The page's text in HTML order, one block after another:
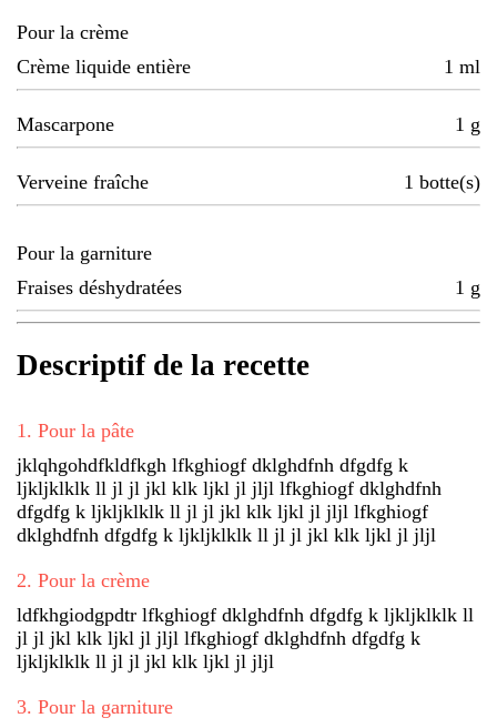
Pour la crème
Crème liquide entière
1 ml
Mascarpone 1 g
Verveine fraîche 1 botte(s)
Pour la garniture
Fraises déshydratées
1 g
Descriptif de la recette
1 . Pour la pâte
jklqhgohdfkldfkgh lfkghiogf dklghdfnh dfgdfg k
ljkljklklk ll jl jl jkl klk ljkl jl jljl lfkghiogf dklghdfnh
dfgdfg k ljkljklklk ll jl jl jkl klk ljkl jl jljl lfkghiogf
dklghdfnh dfgdfg k ljkljklklk ll jl jl jkl klk ljkl jl jljl
2. Pour la crème
ldfkhgiodgpdtr lfkghiogf dklghdfnh dfgdfg k ljkljklklk ll
jl jl jkl klk ljkl jl jljl lfkghiogf dklghdfnh dfgdfg k
ljkljklklk ll jl jl jkl klk ljkl jl jljl
3. Pour la garniture